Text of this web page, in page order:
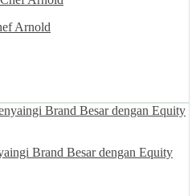
Arnold
Brand Besar dengan Equity